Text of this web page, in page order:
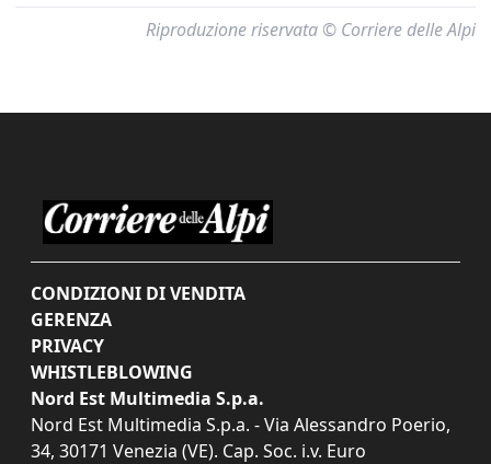
Riproduzione riservata © Corriere delle Alpi
CONDIZIONI DI VENDITA
GERENZA
PRIVACY
WHISTLEBLOWING
Nord Est Multimedia S.p.a.
Nord Est Multimedia S.p.a. - Via Alessandro Poerio,
34, 30171 Venezia (VE). Cap. Soc. i.v. Euro